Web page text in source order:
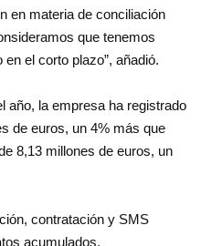
en materia de conciliación
que tenemos
el corto plazo”, añadió.
año, la empresa ha registrado
de euros, un 4% más que
8,13 millones de euros, un
contratación y SMS
acumulados.